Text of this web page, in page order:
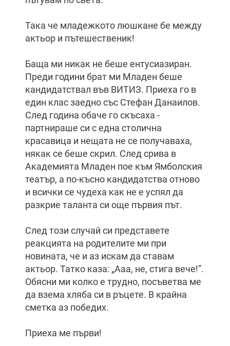
Така че младежкото люшкане бе между
актьор и пътешественик!
Баща ми никак не беше ентусиазиран.
Преди години брат ми Младен беше
кандидатствал във ВИТИЗ. Приеха го в
един клас заедно със Стефан Данаилов.
След година обаче го скъсаха -
партнираше си с една столична
красавица и нещата не се получаваха,
някак се беше скрил. След срива в
Академията Младен пое към Ямболския
театър, а по-късно кандидатства отново
и всички се чудеха как не е успял да
разкрие таланта си още първия път.
След този случай си представете
реакцията на родителите ми при
новината, че и аз искам да ставам
актьор. Татко каза: „Ааа, не, стига вече!”.
Обясни ми колко е трудно, посъветва ме
да взема хляба си в ръцете. В крайна
сметка аз победих.
Приеха ме първи!